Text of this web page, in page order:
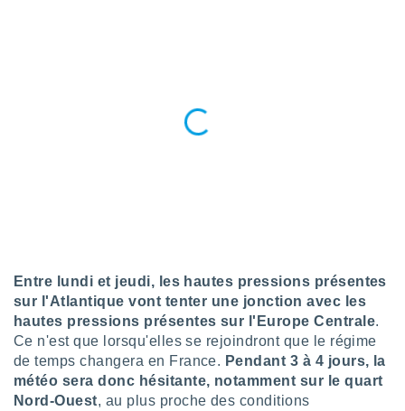
notre
le
en
le
Entre lundi et jeudi, les hautes pressions présentes
sur l'Atlantique vont tenter une jonction avec les
hautes pressions présentes sur l'Europe Centrale.
Ce n'est que lorsqu'elles se rejoindront que le régime
de temps changera en France. Pendant 3 à 4 jours, la
météo sera donc hésitante, notamment sur le quart
Nord-Ouest, au plus proche des conditions